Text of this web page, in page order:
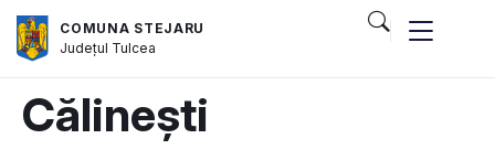
COMUNA STEJARU
Județul Tulcea
Călinești